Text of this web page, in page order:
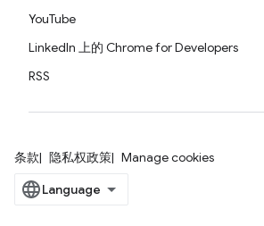
YouTube
LinkedIn 上的 Chrome for Developers
RSS
条款 隐私权政策 Manage cookies